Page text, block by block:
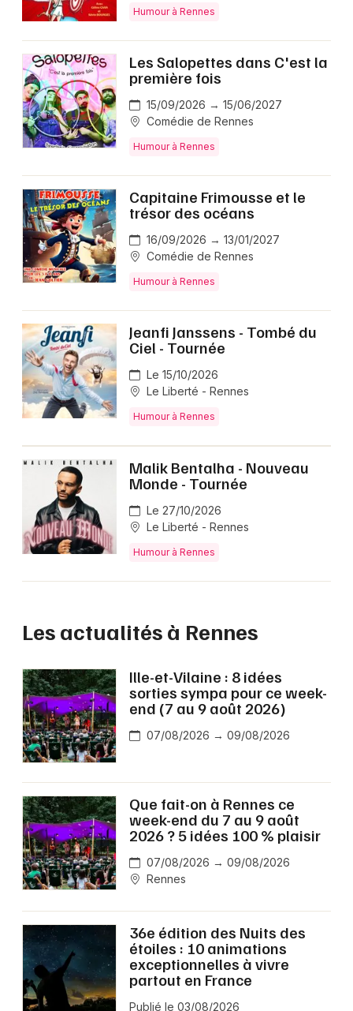
Humour à Rennes
Les Salopettes dans C'est la
première fois
15/09/2026 → 15/06/2027
Comédie de Rennes
Humour à Rennes
Capitaine Frimousse et le
trésor des océans
16/09/2026 → 13/01/2027
Comédie de Rennes
Humour à Rennes
Jeanfi Janssens - Tombé du
Ciel - Tournée
Le 15/10/2026
Le Liberté - Rennes
Humour à Rennes
Malik Bentalha - Nouveau
Monde - Tournée
Le 27/10/2026
Le Liberté - Rennes
Humour à Rennes
Les actualités à Rennes
Ille-et-Vilaine : 8 idées
sorties sympa pour ce week-
end (7 au 9 août 2026)
07/08/2026 → 09/08/2026
Que fait-on à Rennes ce
week-end du 7 au 9 août
2026 ? 5 idées 100 % plaisir
07/08/2026 → 09/08/2026
Rennes
36e édition des Nuits des
étoiles : 10 animations
exceptionnelles à vivre
partout en France
Publié le 03/08/2026